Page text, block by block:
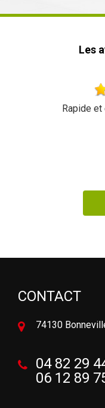
Les
Rapide et
CONTACT
74130
04 82 29
06 12 89